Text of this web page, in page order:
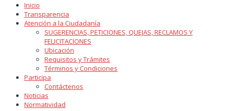
Inicio
Transparencia
Atención a la Ciudadanía
SUGERENCIAS, PETICIONES, QUEJAS, RECLAMOS Y
FELICITACIONES
Ubicación
Requisitos y Trámites
Términos y Condiciones
Participa
Contáctenos
Noticias
Normatividad